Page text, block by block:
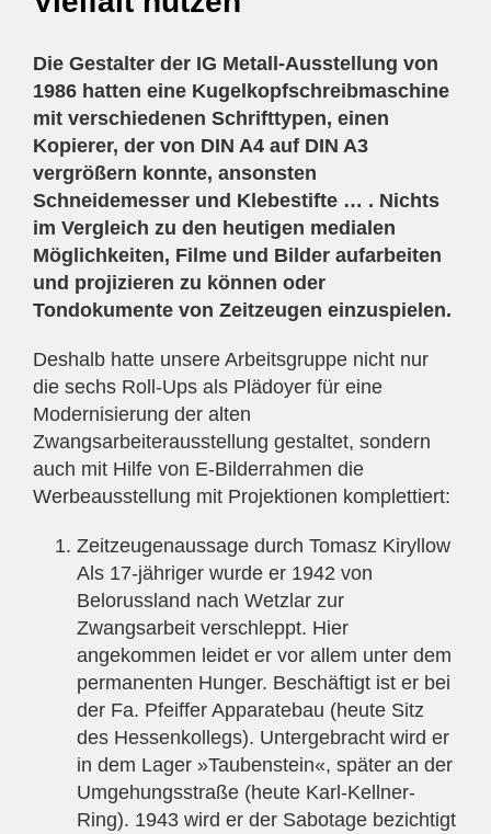
Die Gestalter der IG Metall-Ausstellung von
1986 hatten eine Kugelkopfschreibmaschine
mit verschiedenen Schrifttypen, einen
Kopierer, der von DIN A4 auf DIN A3
vergrößern konnte, ansonsten
Schneidemesser und Klebestifte … . Nichts
im Vergleich zu den heutigen medialen
Möglichkeiten, Filme und Bilder aufarbeiten
und projizieren zu können oder
Tondokumente von Zeitzeugen einzuspielen.
Deshalb hatte unsere Arbeitsgruppe nicht nur
die sechs Roll-Ups als Plädoyer für eine
Modernisierung der alten
Zwangsarbeiterausstellung gestaltet, sondern
auch mit Hilfe von E-Bilderrahmen die
Werbeausstellung mit Projektionen komplettiert:
Zeitzeugenaussage durch Tomasz Kiryllow
Als 17-jähriger wurde er 1942 von
Belorussland nach Wetzlar zur
Zwangsarbeit verschleppt. Hier
angekommen leidet er vor allem unter dem
permanenten Hunger. Beschäftigt ist er bei
der Fa. Pfeiffer Apparatebau (heute Sitz
des Hessenkollegs). Untergebracht wird er
in dem Lager »Taubenstein«, später an der
Umgehungsstraße (heute Karl-Kellner-
Ring). 1943 wird er der Sabotage bezichtigt